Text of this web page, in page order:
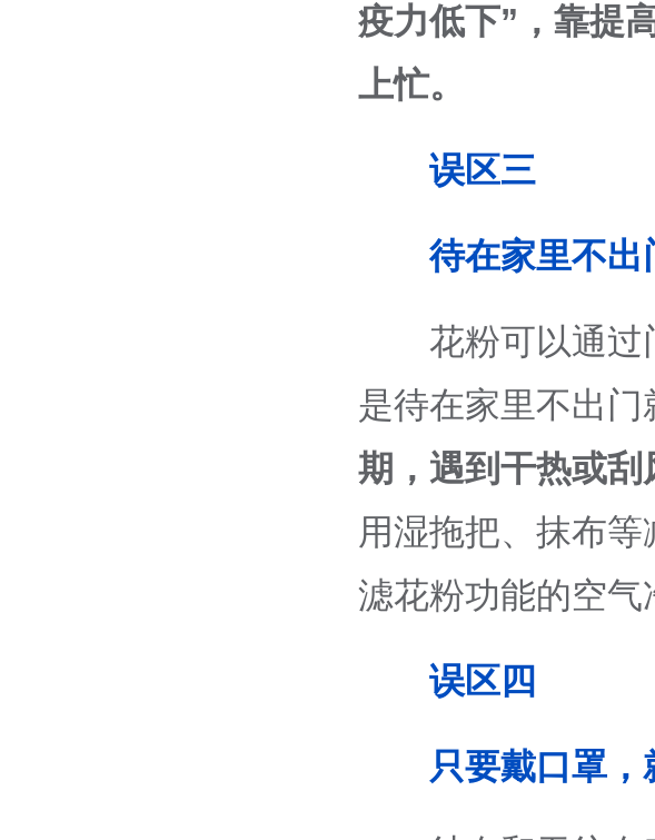
疫力低下”，靠提
上忙。
误区三
待在家里不出
花粉可以通
是待在家里不出门
期，遇到干热或
用湿拖把、抹布
滤花粉功能的空气
误区四
只要戴口罩，